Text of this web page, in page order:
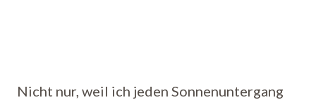
Nicht nur, weil ich jeden Sonnenuntergang